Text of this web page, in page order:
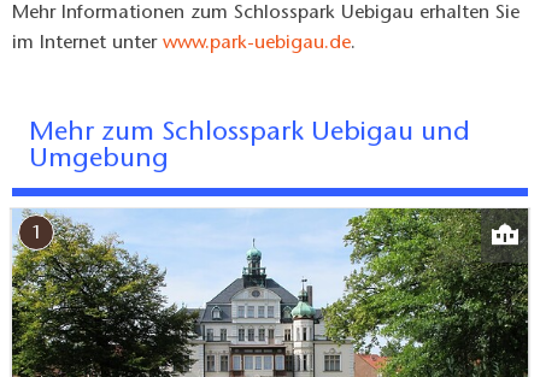
Mehr Informationen zum Schlosspark Uebigau erhalten Sie
im Internet unter www.park-uebigau.de.
Mehr zum Schlosspark Uebigau und
Umgebung
1